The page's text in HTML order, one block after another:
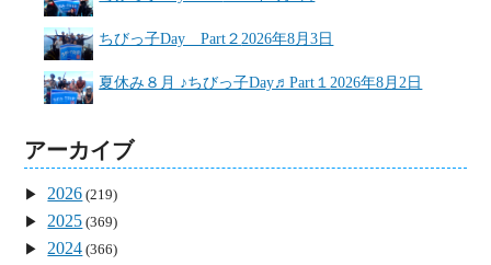
ちびっ子Day Part２2026年8月3日
夏休み８月 ♪ちびっ子Day♬Part１2026年8月2日
アーカイブ
2026 (219)
2025 (369)
2024 (366)